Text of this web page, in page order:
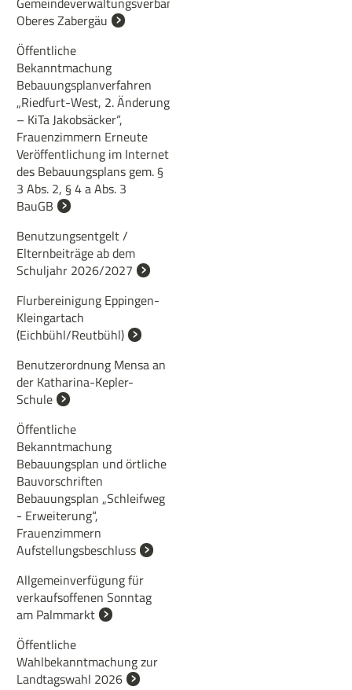
Oberes Zabergäu
Öffentliche
Bekanntmachung
Bebauungsplanverfahren
„Riedfurt-West, 2. Änderung
– KiTa Jakobsäcker“,
Frauenzimmern Erneute
Veröffentlichung im Internet
des Bebauungsplans gem. §
3 Abs. 2, § 4 a Abs. 3
BauGB
Benutzungsentgelt /
Elternbeiträge ab dem
Schuljahr 2026/2027
Flurbereinigung Eppingen-
Kleingartach
(Eichbühl/Reutbühl)
Benutzerordnung Mensa an
der Katharina-Kepler-
Schule
Öffentliche
Bekanntmachung
Bebauungsplan und örtliche
Bauvorschriften
Bebauungsplan „Schleifweg
- Erweiterung“,
Frauenzimmern
Aufstellungsbeschluss
Allgemeinverfügung für
verkaufsoffenen Sonntag
am Palmmarkt
Öffentliche
Wahlbekanntmachung zur
Landtagswahl 2026